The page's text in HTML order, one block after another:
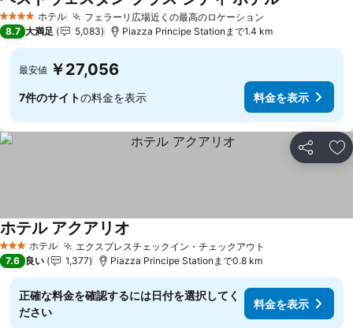
4 ホテルのランク
ホテル フェラーリ広場近くの最高のロケーション
8.7 大満足 5,083 Piazza Principe Stationまで1.4 km
最安値 ￥27,056
7件のサイトの料金を表示 料金を表示
シェア お
3 ホテルのランク
ホテル エクスプレスチェックイン・チェックアウト
ホテル アクアリオ
7.6 良い 1,377 Piazza Principe Stationまで0.8 km
正確な料金を確認するには日付を選択してく
ださい
料金を表示